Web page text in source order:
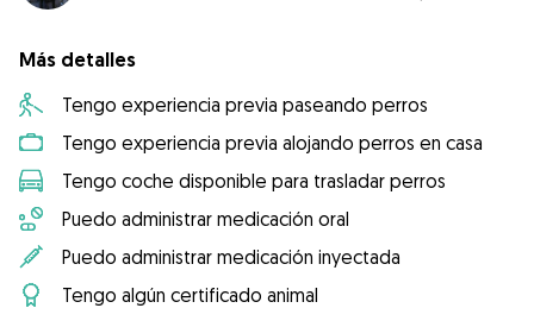
Más detalles
Tengo experiencia previa paseando perros
Tengo experiencia previa alojando perros en casa
Tengo coche disponible para trasladar perros
Puedo administrar medicación oral
Puedo administrar medicación inyectada
Tengo algún certificado animal